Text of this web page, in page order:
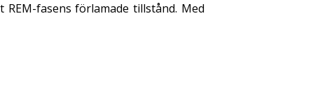
fasens förlamade tillstånd. Med